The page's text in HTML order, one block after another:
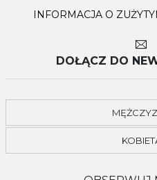
INFORMACJA O
DOŁĄCZ DO